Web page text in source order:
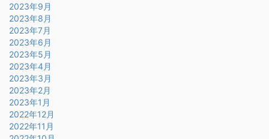
2023年9月
2023年8月
2023年7月
2023年6月
2023年5月
2023年4月
2023年3月
2023年2月
2023年1月
2022年12月
2022年11月